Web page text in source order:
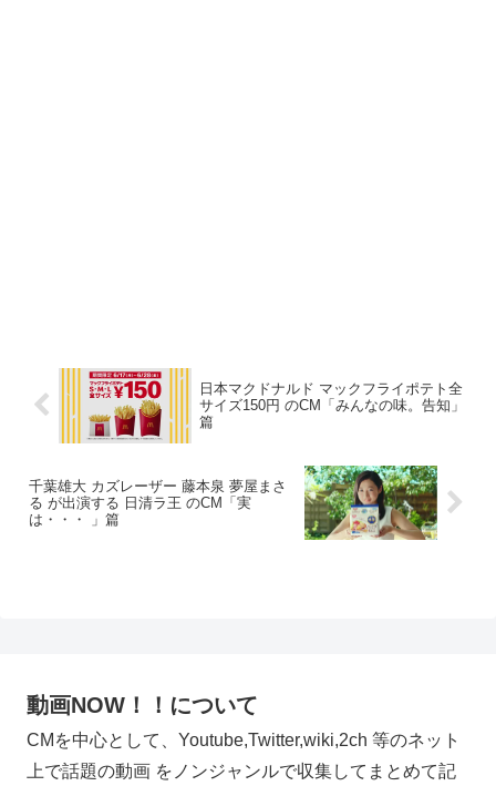
日本マクドナルド マックフライポテト全
サイズ150円 のCM「みんなの味。告知」
篇
千葉雄大 カズレーザー 藤本泉 夢屋まさ
る が出演する 日清ラ王 のCM「実
は・・・ 」篇
動画NOW！！について
CMを中心として、Youtube,Twitter,wiki,2ch 等のネット
上で話題の動画 をノンジャンルで収集してまとめて記